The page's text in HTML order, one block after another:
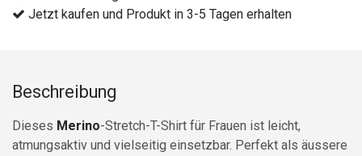
Jetzt kaufen und Produkt in 3-5 Tagen erhalten
Beschreibung
Dieses Merino-Stretch-T-Shirt für Frauen ist leicht,
atmungsaktiv und vielseitig einsetzbar. Perfekt als äussere